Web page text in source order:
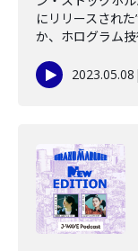
にリリースされ
か、ホログラム
2023.05.08 |